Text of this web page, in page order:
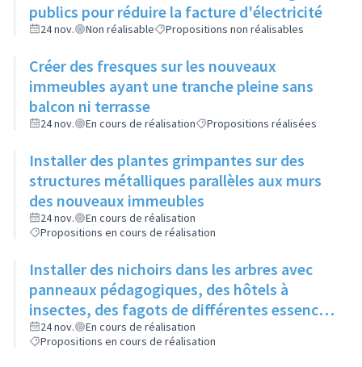
publics pour réduire la facture d'électricité
24 nov. Non réalisable Propositions non réalisables
Créer des fresques sur les nouveaux
immeubles ayant une tranche pleine sans
balcon ni terrasse
24 nov. En cours de réalisation Propositions réalisées
Installer des plantes grimpantes sur des
structures métalliques parallèles aux murs
des nouveaux immeubles
24 nov.
En cours de réalisation
Propositions en cours de réalisation
Installer des nichoirs dans les arbres avec
panneaux pédagogiques, des hôtels à
insectes, des fagots de différentes essences
pour stimuler la biodiversité sur la place du
Château à la Roue
24 nov.
En cours de réalisation
Propositions en cours de réalisation